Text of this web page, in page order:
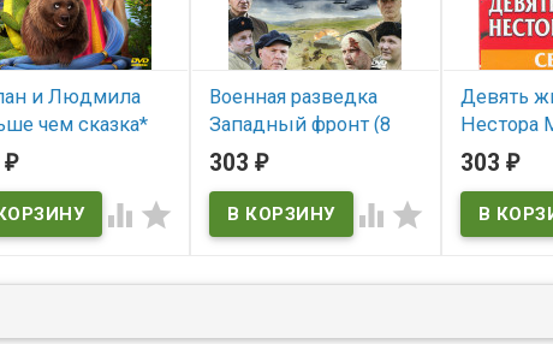
и Людмила
чем сказка*
₽
 
Военная разведка
Западный фронт (8
серий)*
В наличии
303₽
 
Девять
Нестора
серий)*
В
303 ₽